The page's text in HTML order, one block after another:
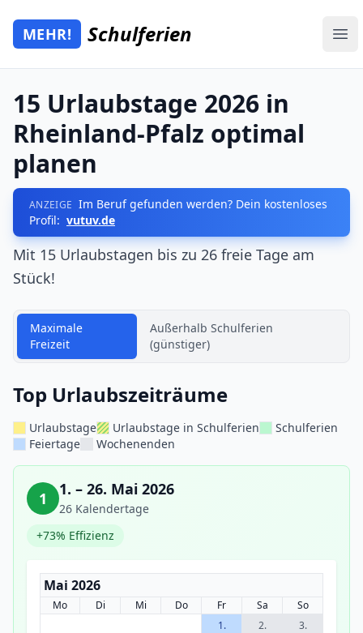
Zum Hauptinhalt springen
Mehr Schulferien
MEHR! Schulferien
15 Urlaubstage 2026 in
Rheinland-Pfalz optimal
planen
ANZEIGE Im Beruf gefunden werden? Dein kostenloses
Profil: vutuv.de
Mit 15 Urlaubstagen bis zu 26 freie Tage am
Stück!
Maximale
Freizeit
Außerhalb Schulferien
(günstiger)
Top Urlaubszeiträume
Urlaubstage Urlaubstage in Schulferien
Schulferien
Feiertage
Wochenenden
1 1. – 26. Mai 2026
26 Kalendertage
+73% Effizienz
Mai 2026
Mo Di Mi Do Fr Sa
So
1.
2.
3.